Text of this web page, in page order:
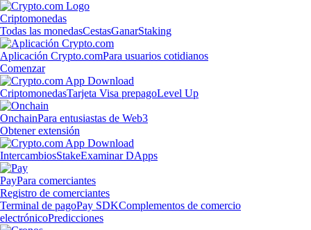
Criptomonedas
Todas las monedasCestasGanarStaking
Aplicación Crypto.comPara usuarios cotidianos
Comenzar
CriptomonedasTarjeta Visa prepagoLevel Up
OnchainPara entusiastas de Web3
Obtener extensión
IntercambiosStakeExaminar DApps
PayPara comerciantes
Registro de comerciantes
Terminal de pagoPay SDKComplementos de comercio
electrónicoPredicciones